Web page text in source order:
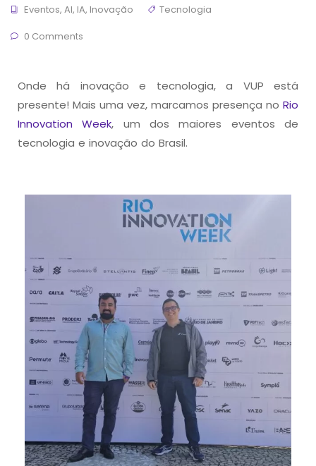
Eventos, AI, IA, Inovação
Tecnologia
0 Comments
Onde há inovação e tecnologia, a VUP está
presente! Mais uma vez, marcamos presença no Rio
Innovation Week, um dos maiores eventos de
tecnologia e inovação do Brasil.